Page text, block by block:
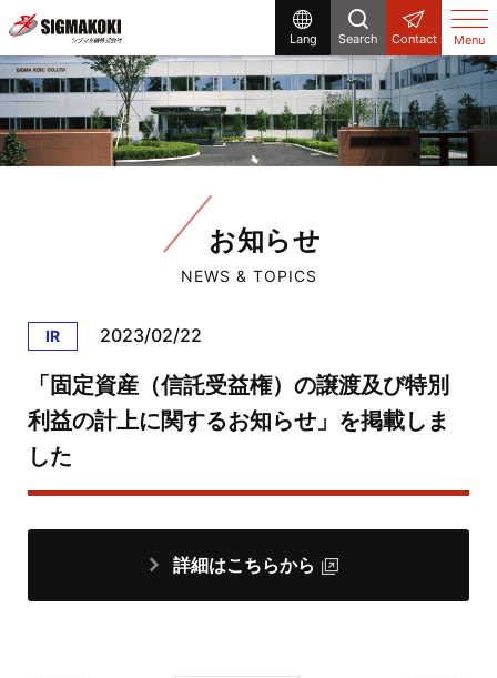
Lang Search Contact Menu
お知らせ
NEWS & TOPICS
IR 2023/02/22
「固定資産（信託受益権）の譲渡及び特別
利益の計上に関するお知らせ」を掲載しま
した
詳細はこちらから